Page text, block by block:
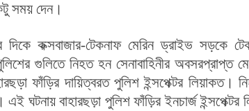
সময় দেন।
কক্সবাজার-টেকনাফ মেরিন ড্রাইভ সড়কে
গুলিতে নিহত হন সেনাবাহিনীর অবসরপ্রাপ্ত
ফাঁড়ির দায়িত্বরত পুলিশ ইন্সপেক্টর লিয়াকত।
ঘটনায় বাহারছড়া পুলিশ ফাঁড়ির ইনচার্জ